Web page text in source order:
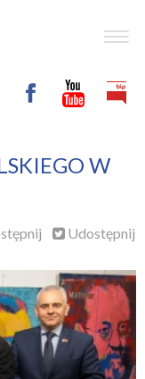
W
Udostępnij